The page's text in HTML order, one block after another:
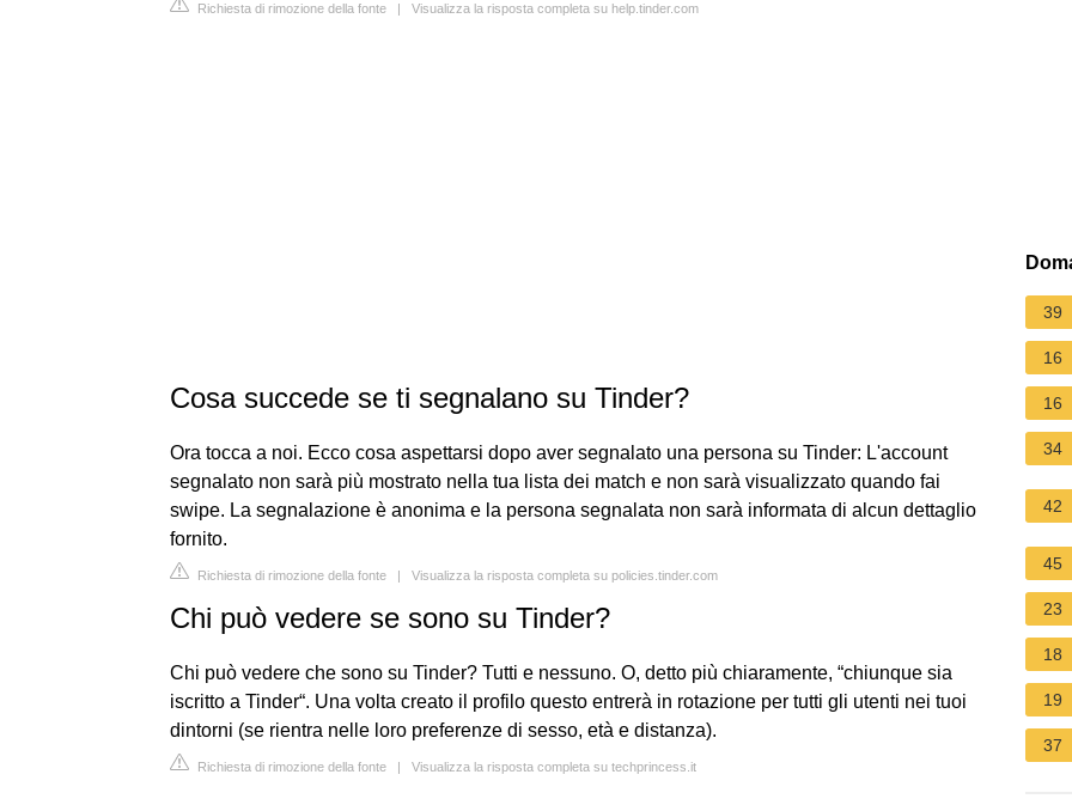
Richiesta di rimozione della fonte | Visualizza la risposta completa su help.tinder.com
Cosa succede se ti segnalano su Tinder?
Ora tocca a noi. Ecco cosa aspettarsi dopo aver segnalato una persona su Tinder: L'account
segnalato non sarà più mostrato nella tua lista dei match e non sarà visualizzato quando fai
swipe. La segnalazione è anonima e la persona segnalata non sarà informata di alcun dettaglio
fornito.
Richiesta di rimozione della fonte | Visualizza la risposta completa su policies.tinder.com
Chi può vedere se sono su Tinder?
Chi può vedere che sono su Tinder? Tutti e nessuno. O, detto più chiaramente, “chiunque sia
iscritto a Tinder“. Una volta creato il profilo questo entrerà in rotazione per tutti gli utenti nei tuoi
dintorni (se rientra nelle loro preferenze di sesso, età e distanza).
Richiesta di rimozione della fonte | Visualizza la risposta completa su techprincess.it
39
16
16
34
42
45
23
18
19
37